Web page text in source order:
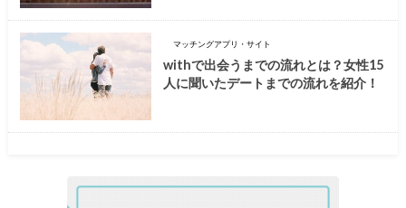
マッチングアプリ・サイト
withで出会うまでの流れとは？女性15
人に聞いたデートまでの流れを紹介！